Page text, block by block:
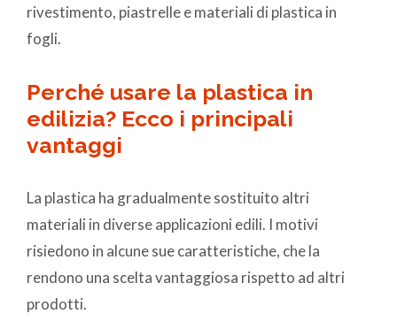
rivestimento, piastrelle e materiali di plastica in
fogli.
Perché usare la plastica in
edilizia? Ecco i principali
vantaggi
La plastica ha gradualmente sostituito altri
materiali in diverse applicazioni edili. I motivi
risiedono in alcune sue caratteristiche, che la
rendono una scelta vantaggiosa rispetto ad altri
prodotti.